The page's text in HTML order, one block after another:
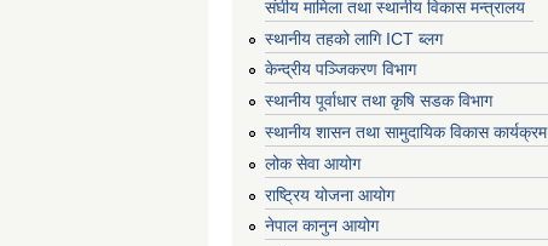
संघीय मामिला तथा स्थानीय विकास मन्त्रालय
स्थानीय तहको लागि ICT ब्लग
केन्द्रीय पञ्जिकरण विभाग
स्थानीय पूर्वाधार तथा कृषि सडक विभाग
स्थानीय शासन तथा सामुदायिक विकास कार्यक्रम
लोक सेवा आयोग
राष्ट्रिय योजना आयोग
नेपाल कानुन आयोग